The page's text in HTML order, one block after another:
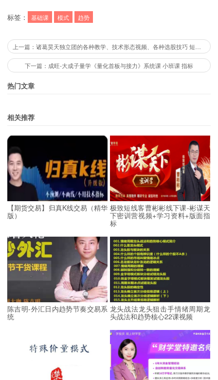
标签： 基础课 模式 趋势
下一篇：成旺-大成子量学《量化首板与接力》系统课 小班课 指标
热门文章
相关推荐
【期货交易】归真K线交易（精华
版）
极致短线客曹彬彬线下课-彬谋天
下密训营视频+学习资料+版面指
标
陈吉明-外汇日内趋势节奏交易系
统
龙头战法龙头狙击手情绪周期龙
头战法和趋势核心22课视频